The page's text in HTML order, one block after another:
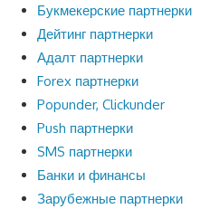
Букмекерские партнерки
Дейтинг партнерки
Адалт партнерки
Forex партнерки
Popunder, Clickunder
Push партнерки
SMS партнерки
Банки и финансы
Зарубежные партнерки